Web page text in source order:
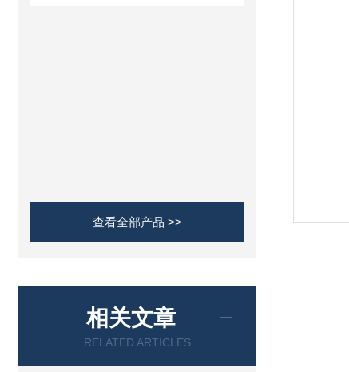
查看全部产品 >>
相关文章
RELATED ARTICLES